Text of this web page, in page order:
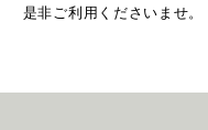
是非ご利用くださいませ。